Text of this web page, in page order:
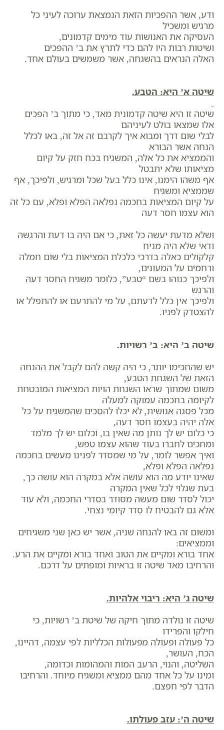
ודע, אשר ההפכיות הזאת הנמצאת ערוכה לעיני כל
מרגיש ומשכיל
העסיקה את האנושות עוד מימים קדמונים,
ושיטות רבות היו להם כדי לתרץ את ב’ ההפכים
האלה הנראים בהשגחה, אשר משמשים בעולם אחד.
שיטה א’ היא: הטבע.
שיטה זו היא שיטה קדמונית מאד, כי מתוך ב’ הפכים
אלו שמצאו בולט לעיניהם
לבלי שום דרך ומבוא איך לקרבם זה אל זה, באו לכלל
הנחה אשר הבורא
והממציא את כל אלה, המשגיח בכח חזק על קיום
מציאותו שלא יתבטל
אף משהו הימנו, אינו כלל בעל שכל ומרגיש, ולפיכך, אף
שממציא ומשגיח
על קיום המציאות בחכמה נפלאה הפלא ופלא, עם כל זה
הוא עצמו חסר דעה
ושלא מדעת יעשה כל זאת, כי אם היה בו דעת והרגשה
ודאי שלא היה מניח
קלקולים כאלה בדרכי כלכלת המציאות בלי שום חמלה
ורחמים על המעונים,
ולפיכך כנוהו בשם “טבע”, כלומר משגיח החסר דעה
והרגש
ולפיכך אין כלל לדעתם, על מי להתרעם או להתפלל או
להצטדק לפניו.
שיטה ב’ היא: ב’ רשויות.
יש שהחכימו יותר, כי היה קשה להם לקבל את ההנחה
הזאת של השגחת הטבע,
משום שמתוך שראו השגחת הויות המציאות המובטחת
לקיומה בחכמה עמוקה למעלה
מכל פסגה אנושית, לא יכלו להסכים שהמשגיח על כל
אלה יהיה בעצמו חסר דעה,
כי כלום יש לך נותן מה שאין בו, וכלום יש לך מלמד
ומחכים לחברו בעוד שהוא עצמו טפש,
ואיך אפשר לומר, על מי שמסדר לפנינו מעשים בחכמה
נפלאה הפלא ופלא,
שאינו יודע מה הוא עושה אלא במקרה הוא עושה כך,
בעת שגלוי לכל שאין המקרה
יכול לסדר שום מעשה מסודר בסדרי החכמה, ולא עוד
אלא גם להבטיח לו סדר קיומי נצחי.
ומשום זה באו להנחה שניה, אשר יש כאן שני משגיחים
וממציאים:
אחד בורא ומקיים את הטוב ואחד בורא ומקיים את הרע.
והרחיבו מאד שיטה זו בראיות ומופתים על דרכם.
שיטה ג’ היא: ריבוי אלהיות.
שיטה זו נולדה מתוך חיקה של שיטת ב’ רשויות, כי
חילקו והפרידו
כל פעולה ופעולה מפעולות הכלליות לפי עצמה, דהיינו,
הכח, העושר,
השליטה, והנוי, הרעב המות והמהומות וכדומה,
ומינו על כל אחד מהם ממציא ומשגיח מיוחד. והרחיבו
הדבר לפי חפצם.
שיטה ה’: עזב פעולתו.